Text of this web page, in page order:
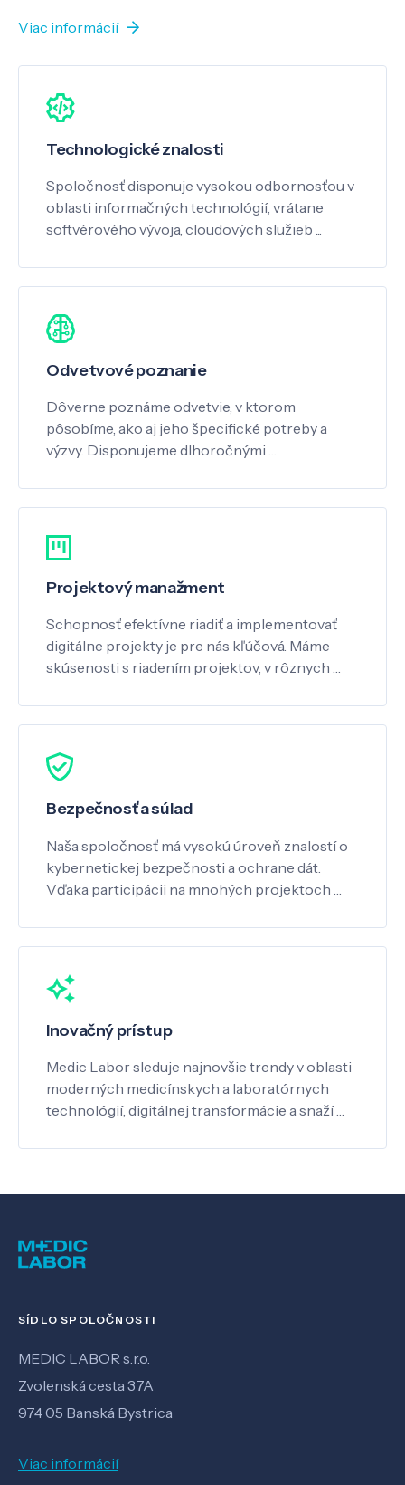
Viac informácií
Technologické znalosti
Spoločnosť disponuje vysokou odbornosťou v
oblasti informačných technológií, vrátane
softvérového vývoja, cloudových služieb ...
Odvetvové poznanie
Dôverne poznáme odvetvie, v ktorom
pôsobíme, ako aj jeho špecifické potreby a
výzvy. Disponujeme dlhoročnými …
Projektový manažment
Schopnosť efektívne riadiť a implementovať
digitálne projekty je pre nás kľúčová. Máme
skúsenosti s riadením projektov, v rôznych …
Bezpečnosť a súlad
Naša spoločnosť má vysokú úroveň znalostí o
kybernetickej bezpečnosti a ochrane dát.
Vďaka participácii na mnohých projektoch …
Inovačný prístup
Medic Labor sleduje najnovšie trendy v oblasti
moderných medicínskych a laboratórnych
technológií, digitálnej transformácie a snaží …
SÍDLO SPOLOČNOSTI
MEDIC LABOR s.r.o.
Zvolenská cesta 37A
974 05 Banská Bystrica
Viac informácií